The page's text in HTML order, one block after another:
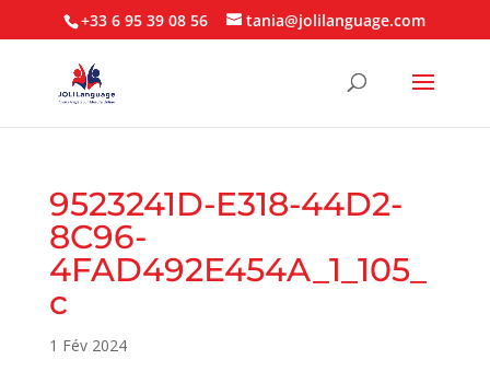
+33 6 95 39 08 56 tania@jolilanguage.com
9523241D-E318-44D2-
8C96-
4FAD492E454A_1_105_
c
1 Fév 2024